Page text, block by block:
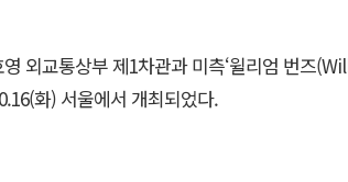
외교통상부 제1차관과 미측‘윌리엄 번즈
화) 서울에서 개최되었다.